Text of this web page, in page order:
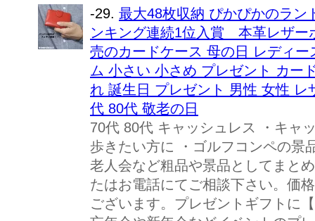
-29. 最大48枚収納 ぴかぴかのラン
ンキング連続1位入賞 本革レザー
売のカードケース 母の日 レディ
ム 小さい 小さめ プレゼント カー
れ 誕生日 プレゼント 男性 女性
代 80代 敬老の日
70代 80代 キャッシュレス ・キャ
歩きたい方に ・ゴルフコンペの景
老人会など粗品や景品としてまと
たはお電話にてご相談下さい。価
ございます。プレゼントギフトに